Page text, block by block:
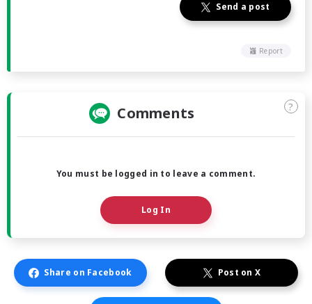
Send a post
Report
Comments ?
You must be logged in to leave a comment.
Log In
Share on Facebook Post on X